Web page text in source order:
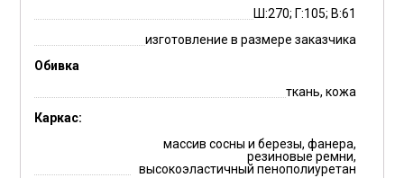
Ш:270; Г:105; В:61
изготовление в размере заказчика
Обивка
ткань, кожа
Каркас:
массив сосны и березы, фанера,
резиновые ремни,
высокоэластичный пенополиуретан